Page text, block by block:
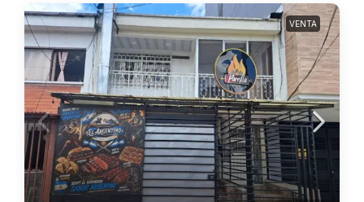
VENTA